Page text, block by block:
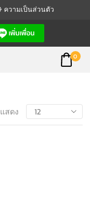
ความเป็นส่วนตัว
0
แสดง